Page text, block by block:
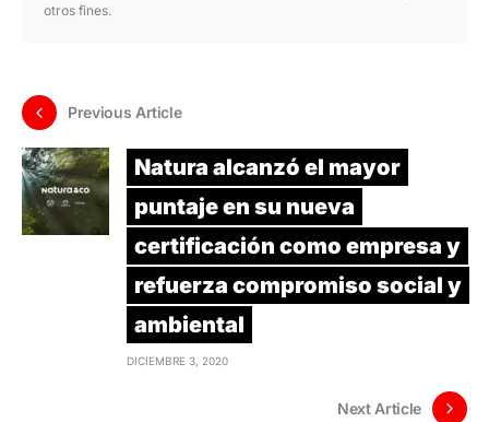
otros fines.
Previous Article
Natura alcanzó el mayor
puntaje en su nueva
certificación como empresa y
refuerza compromiso social y
ambiental
DICIEMBRE 3, 2020
Next Article